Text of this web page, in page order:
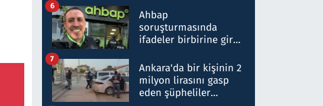
nitelikte olduğunu
belirtti
Ahbap
soruşturmasında
ifadeler birbirine girdi:
ifadelerinden ortaya
çıkan tablo şok etti
6
Ankara'da bir kişinin 2
milyon lirasını gasp
eden şüpheliler
7